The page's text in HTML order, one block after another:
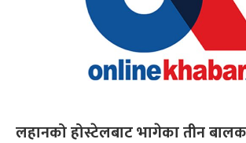
लहानको होस्टेलबाट भागेका तीन